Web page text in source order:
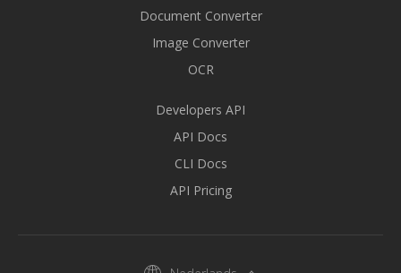
Document Converter
Image Converter
OCR
Developers API
API Docs
CLI Docs
API Pricing